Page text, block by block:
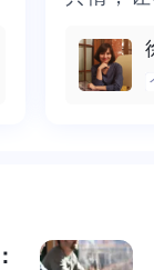
过程，想必充
时刻。
一部分
而且当
处理的
询师准